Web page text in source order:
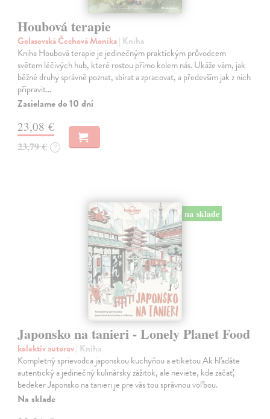
Houbová terapie
Golasovská Čechová Monika| Kniha
Kniha Houbová terapie je jedinečným praktickým průvodcem
světem léčivých hub, které rostou přímo kolem nás. Ukáže vám, jak
běžné druhy správně poznat, sbírat a zpracovat, a především jak z nich
připravit…
Zasielame do 10 dní
23,08 €
23,79 € ?
na sklade
Japonsko na tanieri - Lonely Planet Food
kolektív autorov| Kniha
Kompletný sprievodca japonskou kuchyňou a etiketou Ak hľadáte
autentický a jedinečný kulinársky zážitok, ale neviete, kde začať,
bedeker Japonsko na tanieri je pre vás tou správnou voľbou.
Na sklade